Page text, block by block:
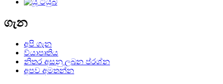
ගැන
අපි ගැන
ව්යාපෘතිය
නිතර අසනු ලබන ප්රශ්න
අපව අමතන්න